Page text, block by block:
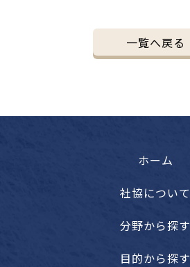
一覧へ戻る
ホーム
社協について
分野から探す
目的から探す